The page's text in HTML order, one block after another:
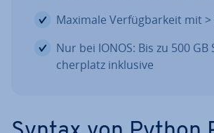
Maximale Ver­füg­bar­keit mit >
Nur bei IONOS: Bis zu 500
cher­platz inklusive